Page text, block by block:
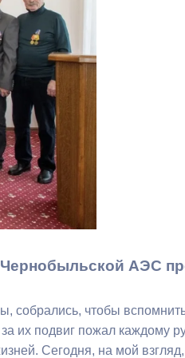
Противодействие
Градостроительная
Формирование
городской среды
Бюджет для граждан
Пространственные
Гражданская оборона в
Незаконное
Информация
органа
АЭС
собрались, чтобы
их подвиг пожал каждому
Сегодня, на мой